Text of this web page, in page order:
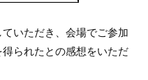
いただき、会場でご参加
られたとの感想をいただ